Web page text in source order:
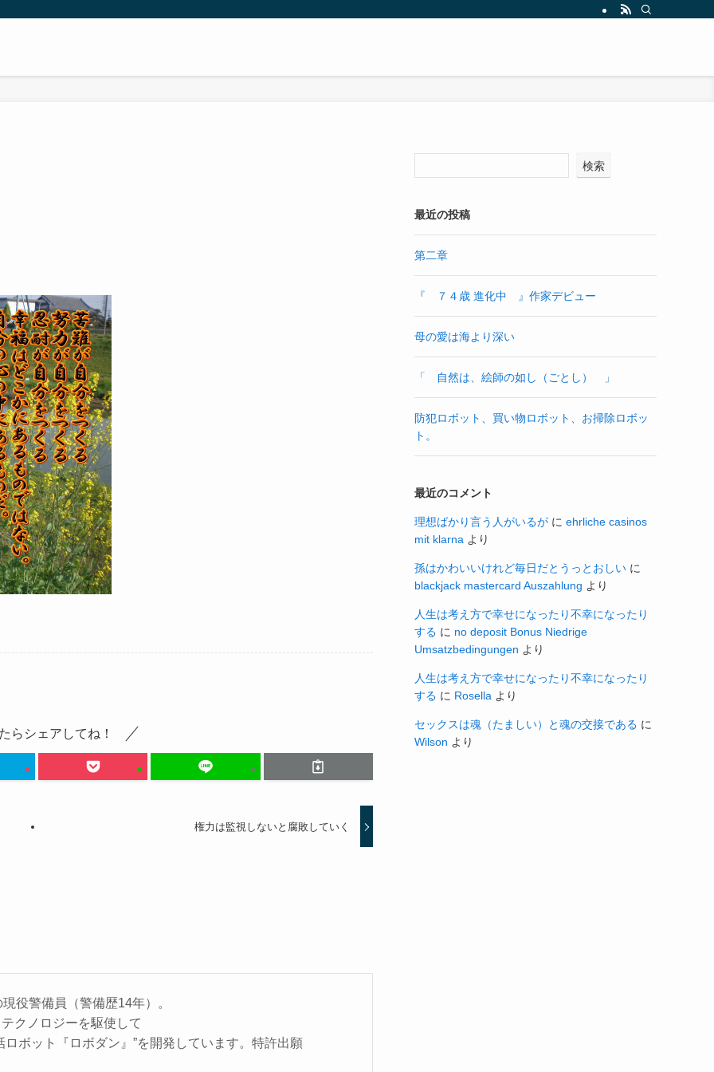
らシェアしてね！
権力は監視しないと腐敗していく
役警備員（警備歴14年）。
クノロジーを駆使して
ロボット『ロボダン』”を開発しています。特許出願
検索
最近の投稿
第二章
『 ７４歳 進化中 』作家デビュー
母の愛は海より深い
「 自然は、絵師の如し（ごとし） 」
防犯ロボット、買い物ロボット、お掃除ロボッ
ト。
最近のコメント
理想ばかり言う人がいるが に ehrliche casinos
mit klarna より
孫はかわいいけれど毎日だとうっとおしい に
blackjack mastercard Auszahlung より
人生は考え方で幸せになったり不幸になったり
する に no deposit Bonus Niedrige
Umsatzbedingungen より
人生は考え方で幸せになったり不幸になったり
する に Rosella より
セックスは魂（たましい）と魂の交接である に
Wilson より